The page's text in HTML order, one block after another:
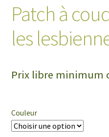
Patch à
les
Prix libre minimum
Couleur